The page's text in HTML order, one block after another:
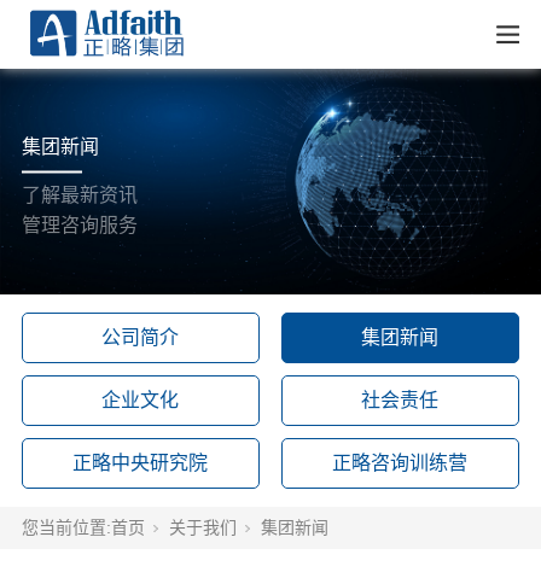
集团新闻
了解最新资讯
管理咨询服务
公司简介 集团新闻
企业文化 社会责任
正略中央研究院 正略咨询训练营
您当前位置:首页 关于我们 集团新闻